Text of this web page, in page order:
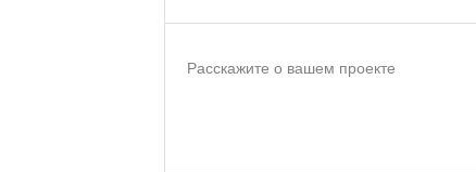
Расскажите о вашем проекте